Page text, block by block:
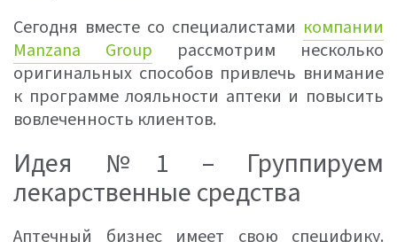
Сегодня вместе со специалистами компании
Manzana Group рассмотрим несколько
оригинальных способов привлечь внимание
к программе лояльности аптеки и повысить
вовлеченность клиентов.
Идея №1 – Группируем
лекарственные средства
Аптечный бизнес имеет свою специфику.